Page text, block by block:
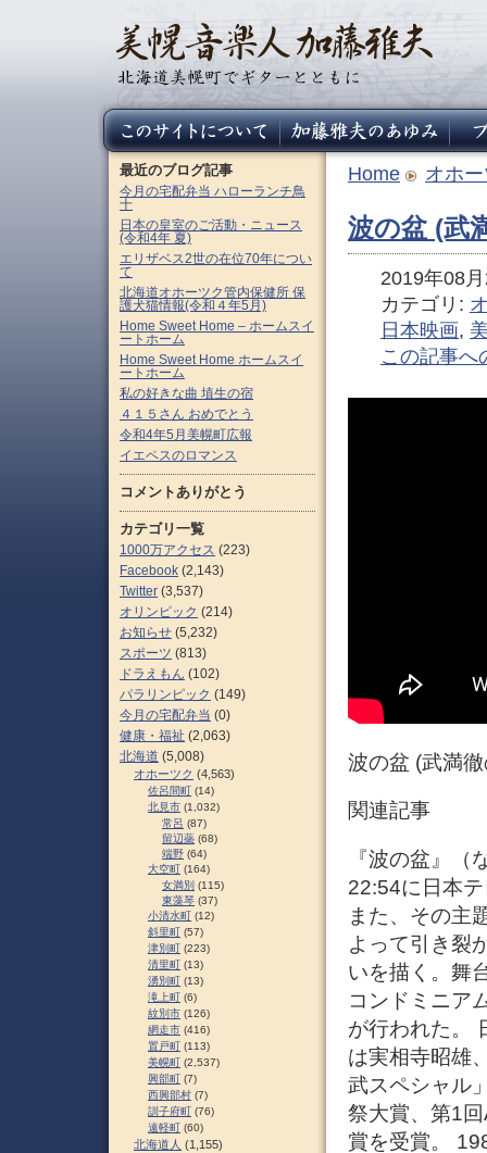
Home オホ
波の盆 (武
2019年08
カテゴリ:
日本映画,
この記事へ
波の盆 (武満
関連記事
『波の盆』
22:54に日本
また、その主
よって引き裂
いを描く。舞
コンドミニア
が行われた。
は実相寺昭雄
武スペシャル
祭大賞、第1
賞を受賞。
最近のブログ記事
今月の宅配弁当 ハローランチ鳥
十
日本の皇室のご活動・ニュース
(令和4年 夏)
エリザベス2世の在位70年につい
て
北海道オホーツク管内保健所 保
護犬猫情報(令和４年5月)
Home Sweet Home – ホームスイ
ートホーム
Home Sweet Home ホームスイ
ートホーム
私の好きな曲 埴生の宿
４１５さん おめでとう
令和4年5月美幌町広報
イエペスのロマンス
コメントありがとう
カテゴリ一覧
1000万アクセス (223)
Facebook (2,143)
Twitter (3,537)
オリンピック (214)
お知らせ (5,232)
スポーツ (813)
ドラえもん (102)
パラリンピック (149)
今月の宅配弁当 (0)
健康・福祉 (2,063)
北海道 (5,008)
オホーツク (4,563)
佐呂間町 (14)
北見市 (1,032)
常呂 (87)
留辺蘂 (68)
端野 (64)
大空町 (164)
女満別 (115)
東藻琴 (37)
小清水町 (12)
斜里町 (57)
津別町 (223)
清里町 (13)
湧別町 (13)
滝上町 (6)
紋別市 (126)
網走市 (416)
置戸町 (113)
美幌町 (2,537)
興部町 (7)
西興部村 (7)
訓子府町 (76)
遠軽町 (60)
北海道人 (1,155)